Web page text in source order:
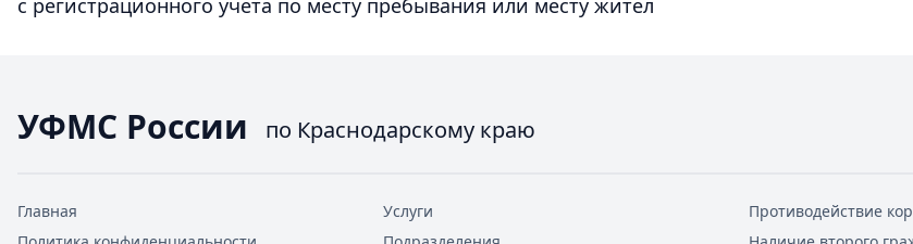
с регистрационного учета по месту пребывания или месту жител
УФМС России по Краснодарскому краю
Главная
Услуги
Противодействие